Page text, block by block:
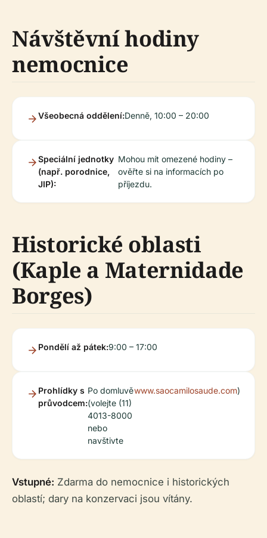
Návštěvní hodiny
nemocnice
Všeobecná oddělení:Denně, 10:00 – 20:00
Speciální jednotky
(např. porodnice,
JIP):
Mohou mít omezené hodiny –
ověřte si na informacích po
příjezdu.
Historické oblasti
(Kaple a Maternidade
Borges)
Pondělí až pátek:9:00 – 17:00
Prohlídky s
průvodcem:
Po domluvě
(volejte (11)
4013-8000
nebo
navštivte
www.saocamilosaude.com)
Vstupné: Zdarma do nemocnice i historických
oblastí; dary na konzervaci jsou vítány.